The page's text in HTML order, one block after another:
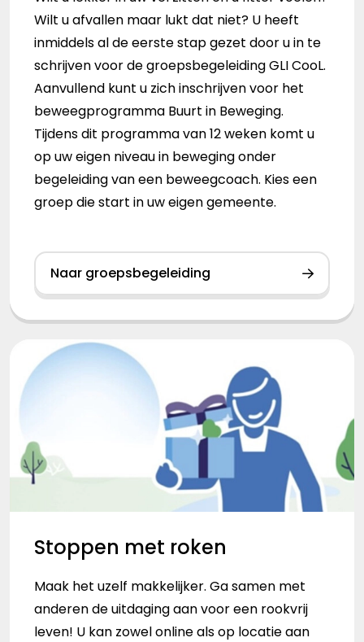
Wilt u afvallen maar lukt dat niet? U heeft
inmiddels al de eerste stap gezet door u in te
schrijven voor de groepsbegeleiding GLI CooL.
Aanvullend kunt u zich inschrijven voor het
beweegprogramma Buurt in Beweging.
Tijdens dit programma van 12 weken komt u
op uw eigen niveau in beweging onder
begeleiding van een beweegcoach. Kies een
groep die start in uw eigen gemeente.
Naar groepsbegeleiding
Stoppen met roken
Maak het uzelf makkelijker. Ga samen met
anderen de uitdaging aan voor een rookvrij
leven! U kan zowel online als op locatie aan